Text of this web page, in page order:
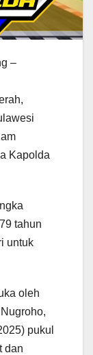
–
Kapolda
tahun
untuk
oleh
pukul
dan